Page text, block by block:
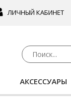
ЛИЧНЫЙ КАБИНЕТ
АКСЕССУАРЫ